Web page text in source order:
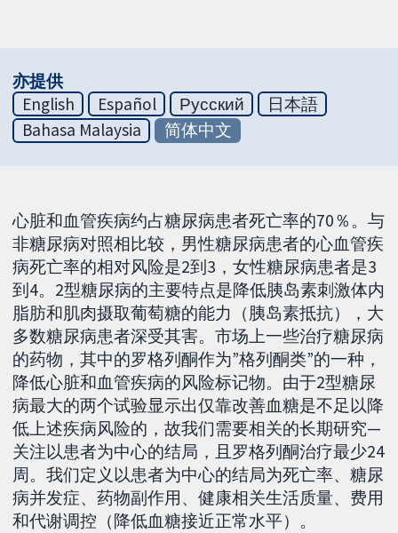
亦提供
English
Español Русский
日本語
Bahasa Malaysia
简体中文
心脏和血管疾病约占糖尿病患者死亡率的70％。与
非糖尿病对照相比较，男性糖尿病患者的心血管疾
病死亡率的相对风险是2到3，女性糖尿病患者是3
到4。2型糖尿病的主要特点是降低胰岛素刺激体内
脂肪和肌肉摄取葡萄糖的能力（胰岛素抵抗），大
多数糖尿病患者深受其害。市场上一些治疗糖尿病
的药物，其中的罗格列酮作为”格列酮类”的一种，
降低心脏和血管疾病的风险标记物。由于2型糖尿
病最大的两个试验显示出仅靠改善血糖是不足以降
低上述疾病风险的，故我们需要相关的长期研究—
关注以患者为中心的结局，且罗格列酮治疗最少24
周。我们定义以患者为中心的结局为死亡率、糖尿
病并发症、药物副作用、健康相关生活质量、费用
和代谢调控（降低血糖接近正常水平）。